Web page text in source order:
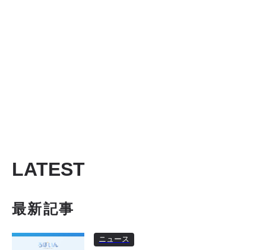
LATEST
最新記事
ニュース